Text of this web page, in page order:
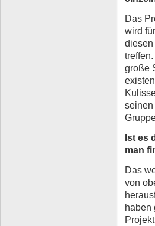
Das
wird
große
seinen
Ist es
man
Das
von
haben